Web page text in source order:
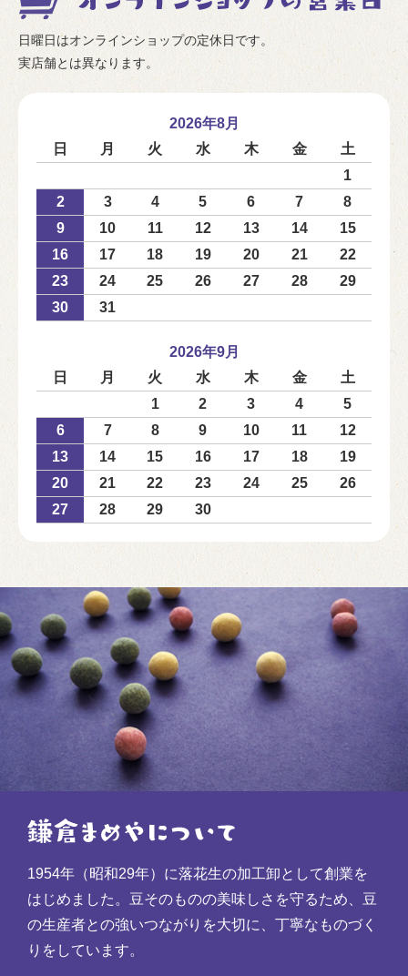
日曜日はオンラインショップの定休日です。
実店舗とは異なります。
2026年8月
日
月 火 水 木 金
土
1
2
3 4 5 6 7
8
9
10 11 12 13 14
15
16
17 18 19 20 21
22
23
24 25 26 27 28
29
30
31
2026年9月
日
月 火 水 木 金
土
1
2 3 4
5
6
7 8 9 10 11
12
13
14 15 16 17 18
19
20
21 22 23 24 25
26
27
28 29 30
1954年（昭和29年）に落花生の加工卸として創業を
はじめました。豆そのものの美味しさを守るため、豆
の生産者との強いつながりを大切に、丁寧なものづく
りをしています。